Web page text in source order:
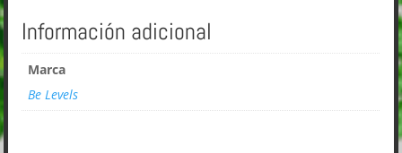
Información adicional
Marca
Be Levels